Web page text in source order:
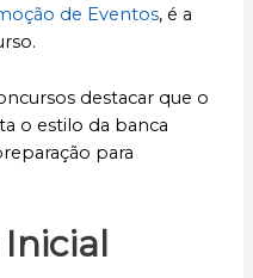
de Eventos, é a
destacar que o
o estilo da banca
para